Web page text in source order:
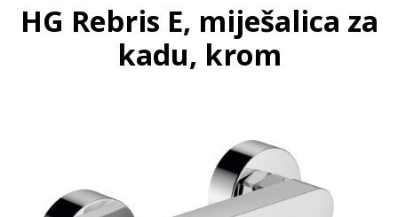
HG Rebris E, miješalica za
kadu, krom